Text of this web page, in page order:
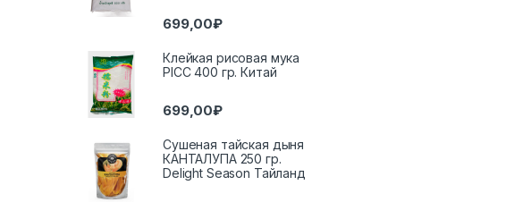
699,00₽
Клейкая рисовая мука
PICC 400 гр. Китай
699,00₽
Сушеная тайская дыня
КАНТАЛУПА 250 гр.
Delight Season Тайланд